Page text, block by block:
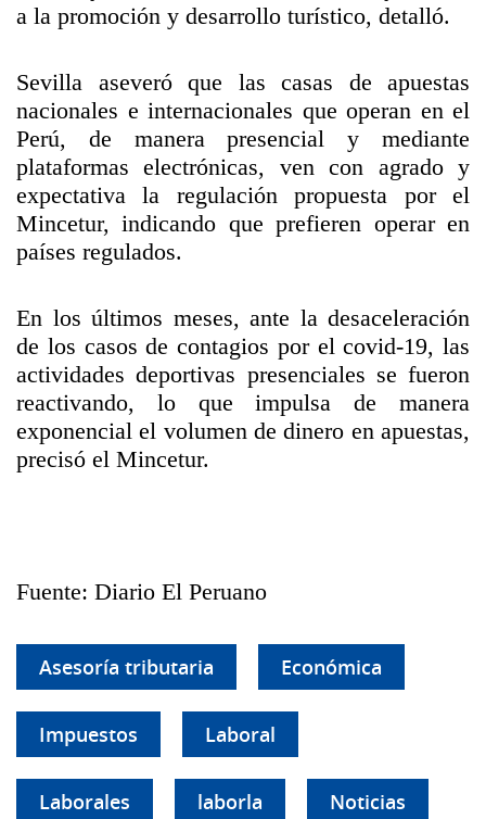
a la promoción y desarrollo turístico, detalló.
Sevilla aseveró que las casas de apuestas
nacionales e internacionales que operan en el
Perú, de manera presencial y mediante
plataformas electrónicas, ven con agrado y
expectativa la regulación propuesta por el
Mincetur, indicando que prefieren operar en
países regulados.
En los últimos meses, ante la desaceleración
de los casos de contagios por el covid-19, las
actividades deportivas presenciales se fueron
reactivando, lo que impulsa de manera
exponencial el volumen de dinero en apuestas,
precisó el Mincetur.
Fuente: Diario El Peruano
Asesoría tributaria Económica
Impuestos Laboral
Laborales laborla Noticias